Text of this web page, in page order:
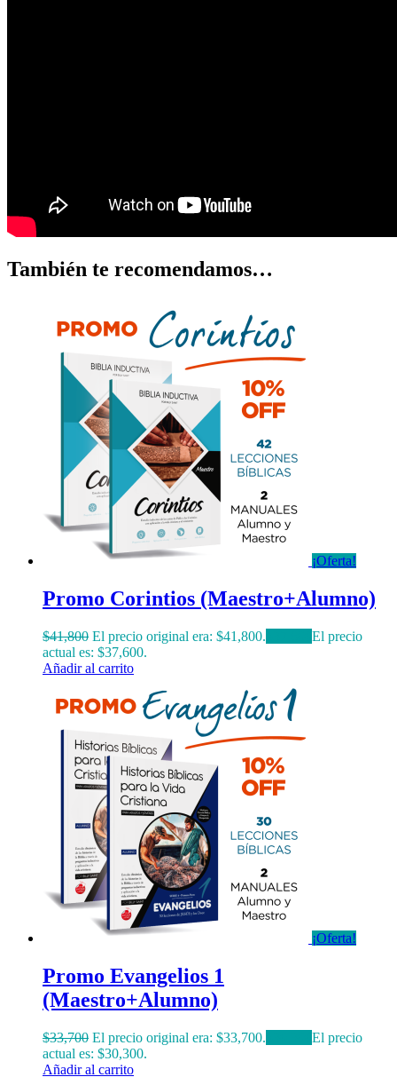
También te recomendamos…
¡Oferta!
Promo Corintios (Maestro+Alumno)
$41,800 El precio original era: $41,800.
El precio
actual es: $37,600.
Añadir al carrito
¡Oferta!
Promo Evangelios 1
(Maestro+Alumno)
$33,700 El precio original era: $33,700.
El precio
actual es: $30,300.
Añadir al carrito